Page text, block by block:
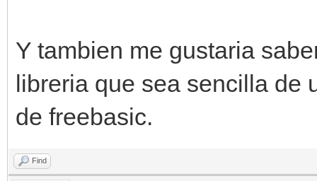
Y tambien me gustaria
libreria que sea sencilla de
de freebasic.
Find